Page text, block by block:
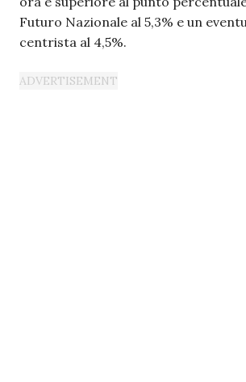
Futuro Nazionale al 5,3% e un
centrista al 4,5%.